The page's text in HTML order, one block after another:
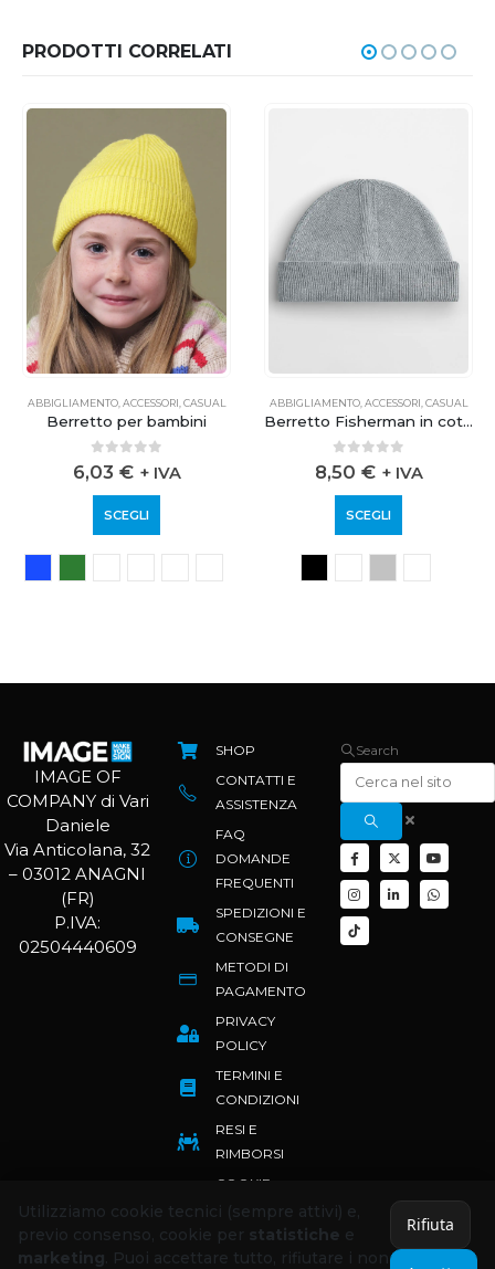
PRODOTTI CORRELATI
ABBIGLIAMENTO, ACCESSORI CASUAL
Berretto per bambini
0out of 5
6,03 € + IVA
SCEGLI
ABBIGLIAMENTO, ACCESSORI CASUAL
Berretto Fisherman in cotone biologico
0 out of 5
8,50 € + IVA
SCEGLI
IMAGE OF
COMPANY di Vari
Daniele
Via Anticolana, 32
– 03012 ANAGNI
(FR)
P.IVA:
02504440609
SHOP
CONTATTI E
ASSISTENZA
FAQ
DOMANDE
FREQUENTI
SPEDIZIONI E
CONSEGNE
METODI DI
PAGAMENTO
PRIVACY
POLICY
TERMINI E
CONDIZIONI
RESI E
RIMBORSI
COOKIE
POLICY
Search
Utilizziamo cookie tecnici (sempre attivi) e,
previo consenso, cookie per statistiche e
marketing. Puoi accettare tutto, rifiutare i non
Rifiuta